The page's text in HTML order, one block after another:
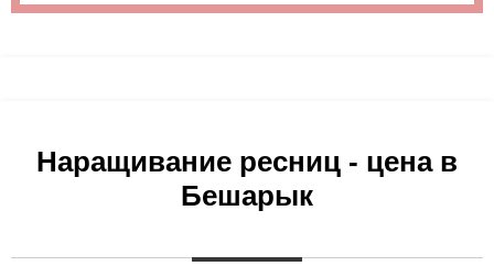
Наращивание ресниц - цена в
Бешарык